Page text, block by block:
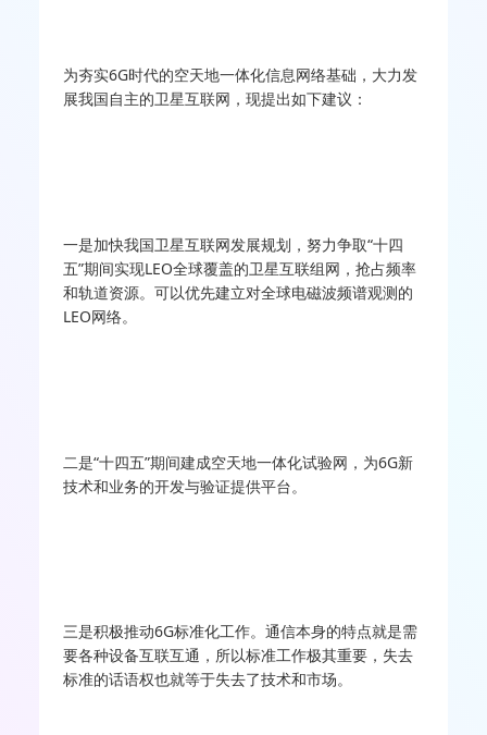
为夯实6G时代的空天地一体化信息网络基础，大力发
展我国自主的卫星互联网，现提出如下建议：
一是加快我国卫星互联网发展规划，努力争取“十四
五”期间实现LEO全球覆盖的卫星互联组网，抢占频率
和轨道资源。可以优先建立对全球电磁波频谱观测的
LEO网络。
二是“十四五”期间建成空天地一体化试验网，为6G新
技术和业务的开发与验证提供平台。
三是积极推动6G标准化工作。通信本身的特点就是需
要各种设备互联互通，所以标准工作极其重要，失去
标准的话语权也就等于失去了技术和市场。